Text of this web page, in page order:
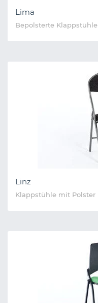
Lima
Bepolsterte Klappstühle
Linz
Klappstühle mit Polster